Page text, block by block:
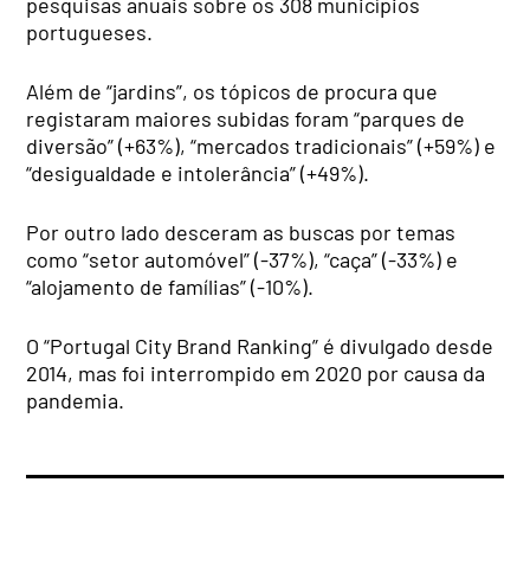
portugueses.
Além de “jardins”, os tópicos de procura que
registaram maiores subidas foram “parques de
diversão” (+63%), “mercados tradicionais” (+59%) e
“desigualdade e intolerância” (+49%).
Por outro lado desceram as buscas por temas
como “setor automóvel” (-37%), “caça” (-33%) e
“alojamento de famílias” (-10%).
O “Portugal City Brand Ranking” é divulgado desde
2014, mas foi interrompido em 2020 por causa da
pandemia.